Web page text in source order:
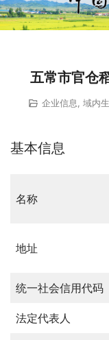
五常市官仓
企业信息 域内
基本信息
名称
地址
统一社会信用代码
法定代表人